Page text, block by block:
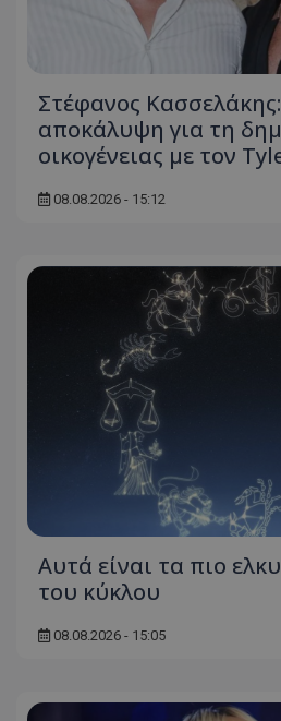
Στέφανος
αποκάλυψη για τη
οικογένειας με τον
08.08.2026 - 15:12
Αυτά είναι τα πιο
του κύκλου
08.08.2026 - 15:05